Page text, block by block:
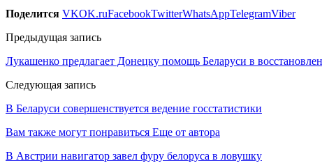
Поделится VKOK.ruFacebookTwitterWhatsAppTelegramViber
Предыдущая запись
Лукашенко предлагает Донецку помощь Беларуси в
Следующая запись
В Беларуси совершенствуется ведение госстатистики
Вам также могут понравиться Еще от автора
В Австрии навигатор завел фуру белоруса в ловушку